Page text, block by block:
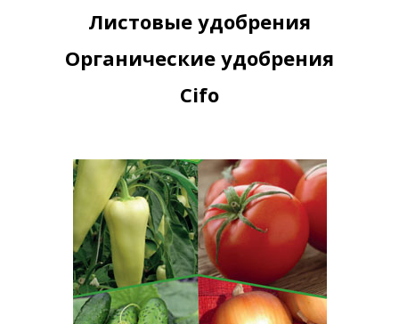
Листовые удобрения
Органические удобрения
Cifo